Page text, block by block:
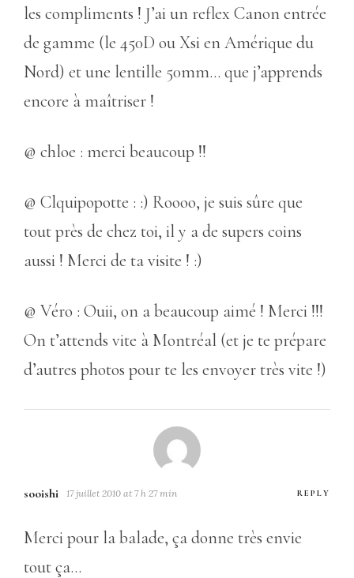
les compliments ! J’ai un reflex Canon entrée
de gamme (le 450D ou Xsi en Amérique du
Nord) et une lentille 50mm… que j’apprends
encore à maîtriser !
@ chloe : merci beaucoup !!
@ Clquipopotte : :) Roooo, je suis sûre que
tout près de chez toi, il y a de supers coins
aussi ! Merci de ta visite ! :)
@ Véro : Ouii, on a beaucoup aimé ! Merci !!!
On t’attends vite à Montréal (et je te prépare
d’autres photos pour te les envoyer très vite !)
sooishi 17 juillet 2010 at 7 h 27 min REPLY
Merci pour la balade, ça donne très envie
tout ça…